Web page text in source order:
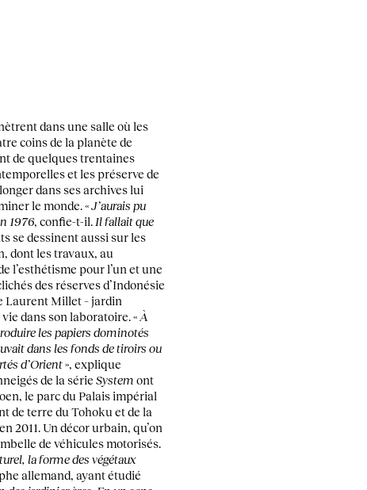
dans une salle où les
coins de la planète de
de quelques trentaines
et les préserve de
dans ses archives lui
le monde. «J’aurais pu
1976, confie-t-il. Il fallait que
se dessinent aussi sur les
dont les travaux, au
l’esthétisme pour l’un et une
des réserves d’Indonésie
Laurent Millet – jardin
dans son laboratoire. « À
les papiers dominotés
dans les fonds de tiroirs ou
d’Orient», explique
de la série System ont
le parc du Palais impérial
de terre du Tohoku et de la
2011. Un décor urbain, qu’on
de véhicules motorisés.
la forme des végétaux
allemand, ayant étudié